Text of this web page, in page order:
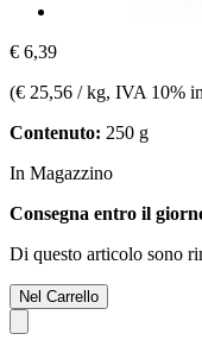
€ 6,39
(€ 25,56 / kg, IVA 10%
Contenuto: 250 g
In Magazzino
Consegna entro il
Di questo articolo sono
Nel Carrello